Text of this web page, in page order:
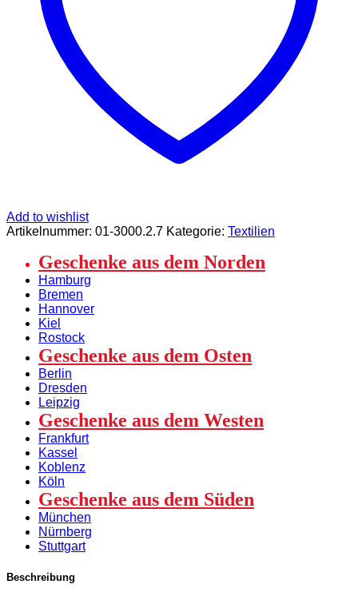
Add to wishlist
Artikelnummer: 01-3000.2.7 Kategorie: Textilien
Geschenke aus dem Norden
Hamburg
Bremen
Hannover
Kiel
Rostock
Geschenke aus dem Osten
Berlin
Dresden
Leipzig
Geschenke aus dem Westen
Frankfurt
Kassel
Koblenz
Köln
Geschenke aus dem Süden
München
Nürnberg
Stuttgart
Beschreibung